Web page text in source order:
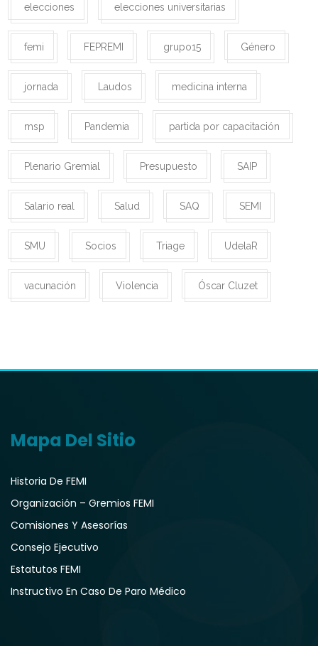
elecciones elecciones universitarias
femi FEPREMI grupo15 Género
jornada Laudos medicina interna
msp Pandemia partida por capacitación
Plenario Gremial Presupuesto SAIP
Salario real Salud SAQ SEMI
SMU Socios Triage UdelaR
vacunación Violencia Óscar Cluzet
Mapa Del Sitio
Historia De FEMI
Organización – Gremios FEMI
Comisiones Y Asesorías
Consejo Ejecutivo
Estatutos FEMI
Instructivo En Caso De Paro Médico